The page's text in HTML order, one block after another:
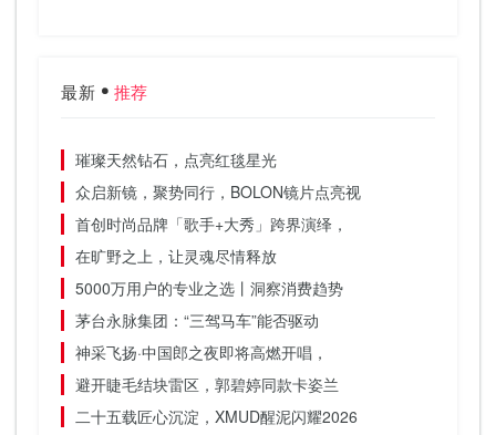
最新 推荐
璀璨天然钻石，点亮红毯星光
众启新镜，聚势同行，BOLON镜片点亮视
首创时尚品牌「歌手+大秀」跨界演绎，
在旷野之上，让灵魂尽情释放
5000万用户的专业之选丨洞察消费趋势
茅台永脉集团：“三驾马车”能否驱动
神采飞扬·中国郎之夜即将高燃开唱，
避开睫毛结块雷区，郭碧婷同款卡姿兰
二十五载匠心沉淀，XMUD醒泥闪耀2026